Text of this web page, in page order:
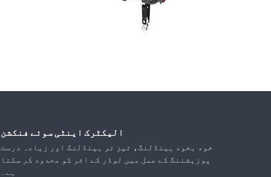
الیکٹرک اینٹی سوئے فنکشن
خود بخود ہینڈلنگ، تیز تر ہینڈلنگ اور زیادہ درست
پوزیشننگ کے عمل میں لوڈر کے اثر کو محدود کر سکتا
ہے۔